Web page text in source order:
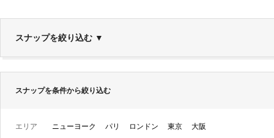
スナップを絞り込む ▼
スナップを条件から絞り込む
エリア ニューヨーク パリ ロンドン 東京 大阪